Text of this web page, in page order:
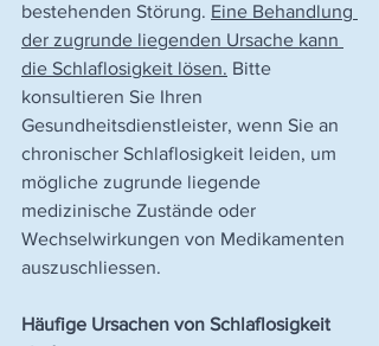
bestehenden Störung. Eine Behandlung
der zugrunde liegenden Ursache kann
die Schlaflosigkeit lösen. Bitte
konsultieren Sie Ihren
Gesundheitsdienstleister, wenn Sie an
chronischer Schlaflosigkeit leiden, um
mögliche zugrunde liegende
medizinische Zustände oder
Wechselwirkungen von Medikamenten
auszuschliessen.
Häufige Ursachen von Schlaflosigkeit